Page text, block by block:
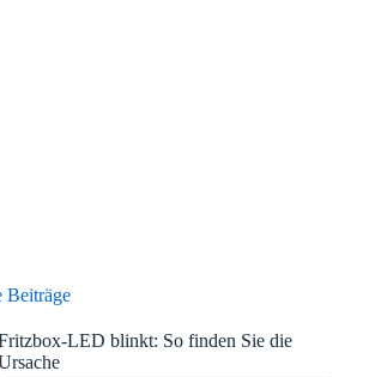
Beiträge
LED blinkt: So finden Sie die